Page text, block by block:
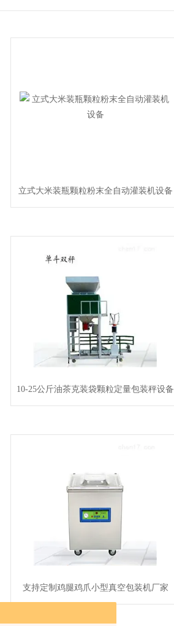
立式大米装瓶颗粒粉末全自动灌装机设备
10-25公斤油茶克装袋颗粒定量包装秤设备
支持定制鸡腿鸡爪小型真空包装机厂家